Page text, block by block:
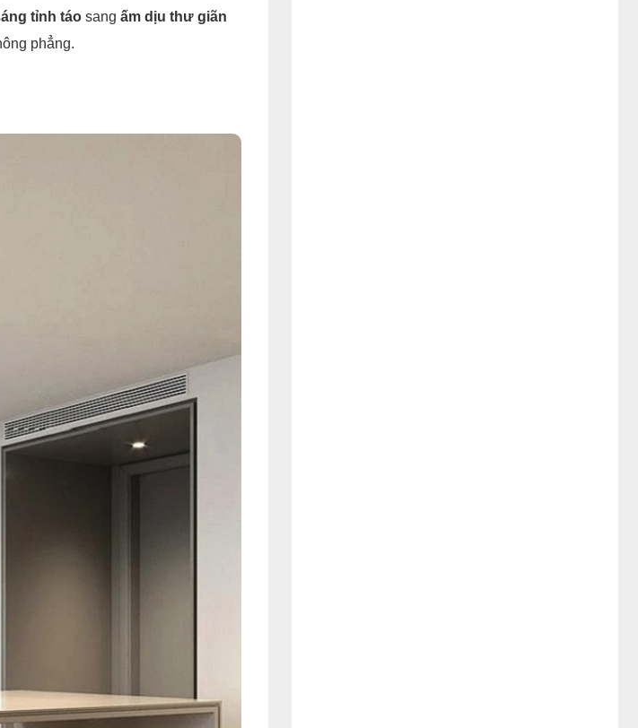
tỉnh táo sang ấm dịu thư giãn
phẳng.